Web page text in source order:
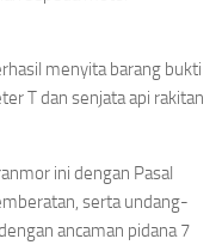
menyita barang bukti
T dan senjata api rakitan
ini dengan Pasal
serta undang-
ancaman pidana 7